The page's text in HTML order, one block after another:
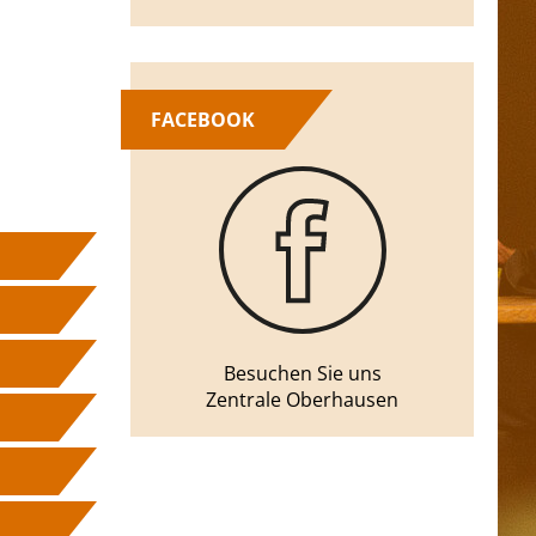
FACEBOOK
Besuchen Sie uns
Zentrale Oberhausen